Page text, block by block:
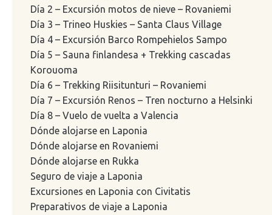
Día 2 – Excursión motos de nieve – Rovaniemi
Día 3 – Trineo Huskies – Santa Claus Village
Día 4 – Excursión Barco Rompehielos Sampo
Día 5 – Sauna finlandesa + Trekking cascadas
Korouoma
Día 6 – Trekking Riisitunturi – Rovaniemi
Día 7 – Excursión Renos – Tren nocturno a Helsinki
Día 8 – Vuelo de vuelta a Valencia
Dónde alojarse en Laponia
Dónde alojarse en Rovaniemi
Dónde alojarse en Rukka
Seguro de viaje a Laponia
Excursiones en Laponia con Civitatis
Preparativos de viaje a Laponia